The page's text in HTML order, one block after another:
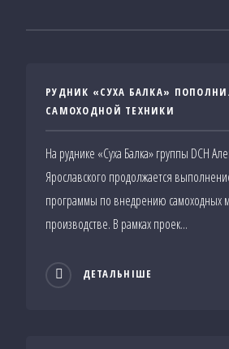
РУДНИК «СУХА БАЛКА»
САМОХОДНОЙ ТЕХНИКИ
На руднике «Суха Балка» группы DCH
Ярославского продолжается
программы по внедрению самоходных
производстве. В рамках проек...
ДЕТАЛЬНІШЕ